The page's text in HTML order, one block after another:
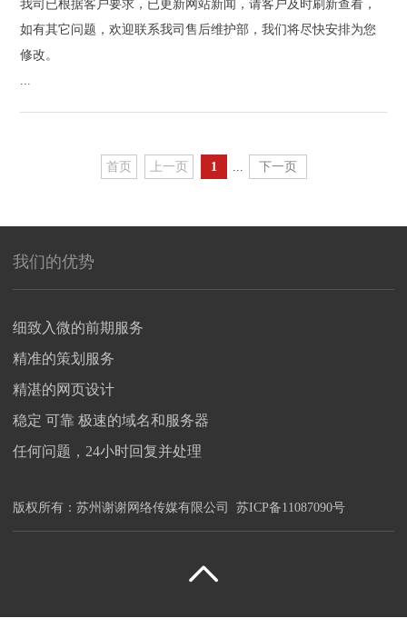
我司已根据客户要求，已更新网站新闻，请客户及时刷新查看，
如有其它问题，欢迎联系我司售后维护部，我们将尽快安排为您
修改。
...
首页 上一页 1 ... 下一页
我们的优势
细致入微的前期服务
精准的策划服务
精湛的网页设计
稳定 可靠 极速的域名和服务器
任何问题，24小时回复并处理
版权所有： 苏州谢谢网络传媒有限公司 苏ICP备11087090号